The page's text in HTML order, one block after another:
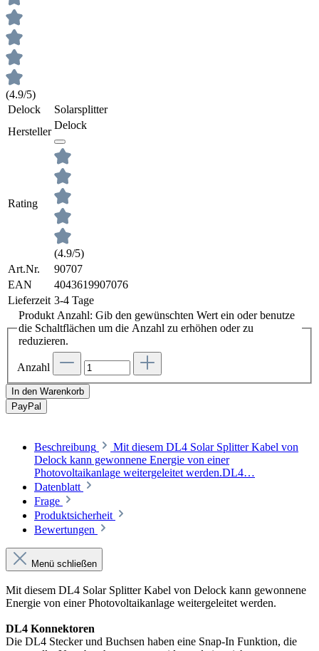
(4.9/5)
Delock
Solarsplitter
Hersteller
Delock
Rating
(4.9/5)
Art.Nr.
90707
EAN
4043619907076
Lieferzeit 3-4 Tage
Produkt Anzahl: Gib den gewünschten Wert ein oder benutze
die Schaltflächen um die Anzahl zu erhöhen oder zu
reduzieren.
Anzahl
In den Warenkorb
PayPal
Beschreibung
Mit diesem DL4 Solar Splitter Kabel von
Delock kann gewonnene Energie von einer
Photovoltaikanlage weitergeleitet werden.DL4…
Datenblatt
Frage
Produktsicherheit
Bewertungen
Menü schließen
Mit diesem DL4 Solar Splitter Kabel von Delock kann gewonnene
Energie von einer Photovoltaikanlage weitergeleitet werden.
DL4 Konnektoren
Die DL4 Stecker und Buchsen haben eine Snap-In Funktion, die